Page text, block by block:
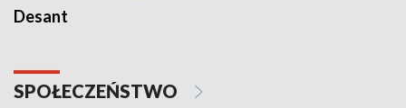
Desant
SPOŁECZEŃSTWO